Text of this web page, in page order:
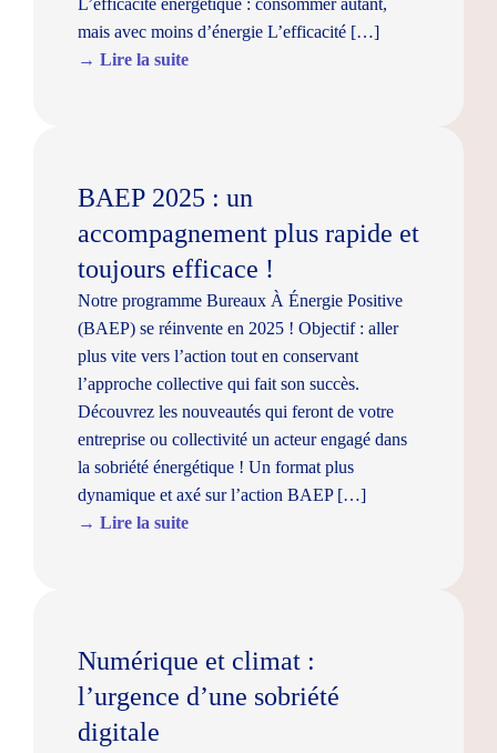
L’efficacité énergétique : consommer autant,
mais avec moins d’énergie L’efficacité […]
→ Lire la suite
BAEP 2025 : un
accompagnement plus rapide et
toujours efficace !
Notre programme Bureaux À Énergie Positive
(BAEP) se réinvente en 2025 ! Objectif : aller
plus vite vers l’action tout en conservant
l’approche collective qui fait son succès.
Découvrez les nouveautés qui feront de votre
entreprise ou collectivité un acteur engagé dans
la sobriété énergétique ! Un format plus
dynamique et axé sur l’action BAEP […]
→ Lire la suite
Numérique et climat :
l’urgence d’une sobriété
digitale